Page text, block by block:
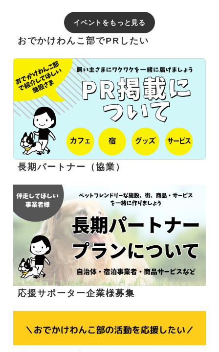
イベントをもっと見る
おでかけわんこ部でPRしたい
長期パートナー（協業）
応援サポーター企業様募集